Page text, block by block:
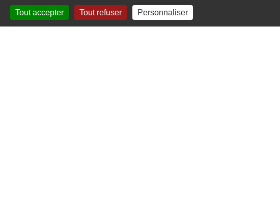
Tout accepter Tout refuser Personnaliser